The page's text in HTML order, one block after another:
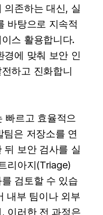
의존하는 대신, 실
바탕으로 지속적
스 활용합니다.
경에 맞춰 보안 인
하고 진화합니
빠르고 효율적으
은 저장소를 연
뒤 보안 검사를 실
리아지(Triage)
검토할 수 있습
내부 팀이나 외부
이러한 전 과정은